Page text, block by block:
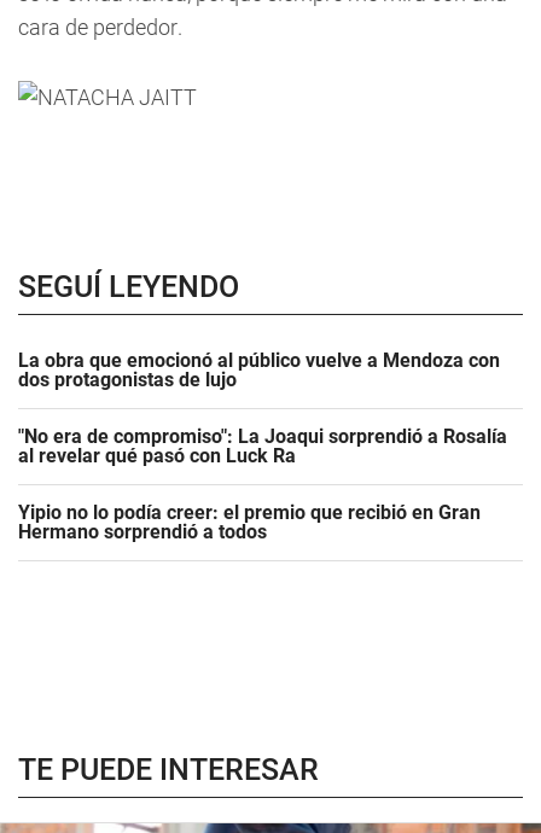
cara de perdedor.
SEGUÍ LEYENDO
La obra que emocionó al público vuelve a Mendoza con
dos protagonistas de lujo
"No era de compromiso": La Joaqui sorprendió a Rosalía
al revelar qué pasó con Luck Ra
Yipio no lo podía creer: el premio que recibió en Gran
Hermano sorprendió a todos
TE PUEDE INTERESAR